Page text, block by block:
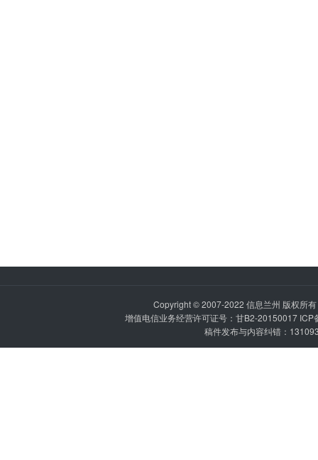
Copyright © 2007-2022 信息兰州 版权所
增值电信业务经营许可证号：甘B2-20150017 ICP
稿件发布与内容纠错：